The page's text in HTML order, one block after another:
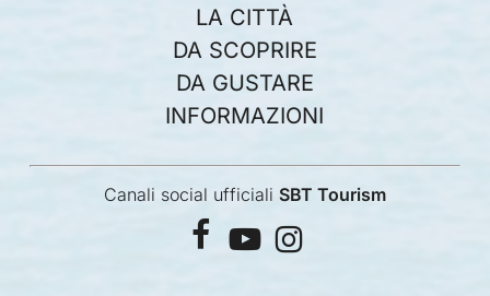
LA CITTÀ
DA SCOPRIRE
DA GUSTARE
INFORMAZIONI
Canali social ufficiali SBT Tourism
facebook
youtubeinstagram